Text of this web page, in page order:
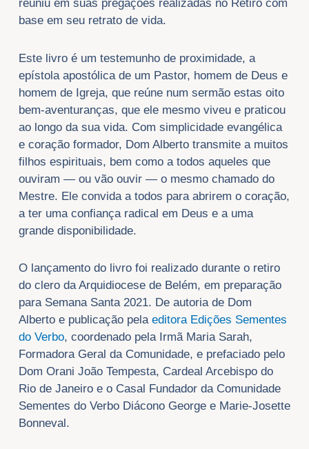
reuniu em suas pregações realizadas no Retiro com
base em seu retrato de vida.
Este livro é um testemunho de proximidade, a
epístola apostólica de um Pastor, homem de Deus e
homem de Igreja, que reúne num sermão estas oito
bem-aventuranças, que ele mesmo viveu e praticou
ao longo da sua vida. Com simplicidade evangélica
e coração formador, Dom Alberto transmite a muitos
filhos espirituais, bem como a todos aqueles que
ouviram — ou vão ouvir — o mesmo chamado do
Mestre. Ele convida a todos para abrirem o coração,
a ter uma confiança radical em Deus e a uma
grande disponibilidade.
O lançamento do livro foi realizado durante o retiro
do clero da Arquidiocese de Belém, em preparação
para Semana Santa 2021. De autoria de Dom
Alberto e publicação pelaeditora Edições Sementes
do Verbo, coordenado pela Irmã Maria Sarah,
Formadora Geral da Comunidade, e prefaciado pelo
Dom Orani João Tempesta, Cardeal Arcebispo do
Rio de Janeiro e o Casal Fundador da Comunidade
Sementes do Verbo Diácono George e Marie-Josette
Bonneval.